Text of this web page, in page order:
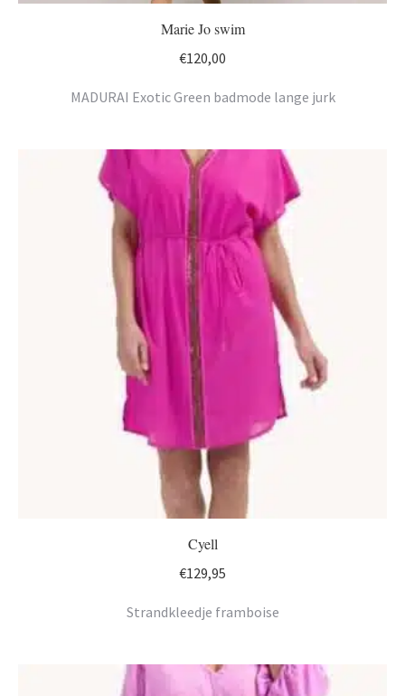
Marie Jo swim
€120,00
MADURAI Exotic Green badmode lange jurk
Cyell
€129,95
Strandkleedje framboise